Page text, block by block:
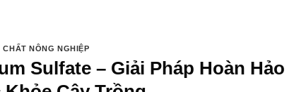
CHẤT NÔNG NGHIỆP
Sulfate – Giải Pháp Hoàn Hảo